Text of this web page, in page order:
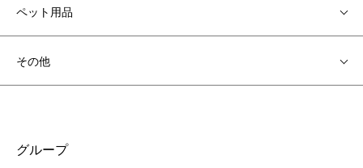
ペット用品
その他
グループ